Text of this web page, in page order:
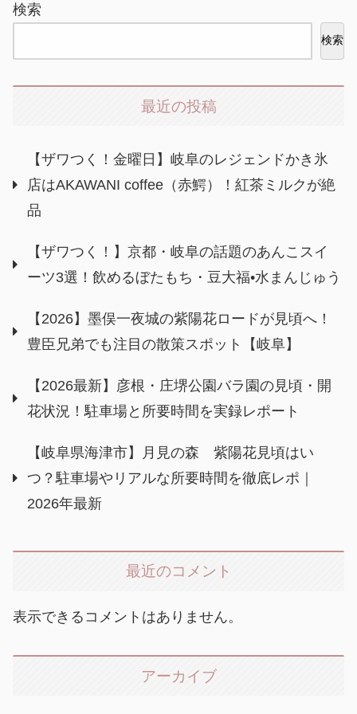
検索
検索
最近の投稿
【ザワつく！金曜日】岐阜のレジェンドかき氷
店はAKAWANI coffee（赤鰐）！紅茶ミルクが絶
品
【ザワつく！】京都・岐阜の話題のあんこスイ
ーツ3選！飲めるぼたもち・豆大福•水まんじゅう
【2026】墨俣一夜城の紫陽花ロードが見頃へ！
豊臣兄弟でも注目の散策スポット【岐阜】
【2026最新】彦根・庄堺公園バラ園の見頃・開
花状況！駐車場と所要時間を実録レポート
【岐阜県海津市】月見の森 紫陽花見頃はい
つ？駐車場やリアルな所要時間を徹底レポ｜
2026年最新
最近のコメント
表示できるコメントはありません。
アーカイブ